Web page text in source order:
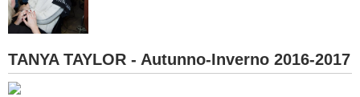
SESSO
DIETA
TANYA TAYLOR - Autunno-Inverno 2016-2017